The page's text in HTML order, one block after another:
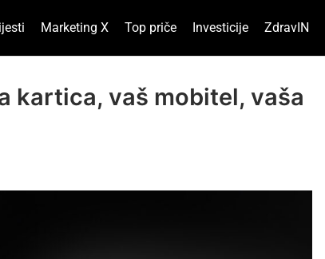
Marketing X Top priče Investicije ZdravIN
kartica, vaš mobitel, vaša